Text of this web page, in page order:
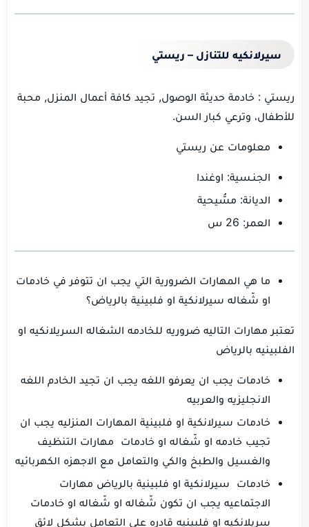
سيرلانكيه للتنازل – ريستي
ريستي : خادمة حديثة الوصول, تجيد كافة أعمال المنزل, محبة
للأطفال، وترعي كبار السن.
معلومات عن ريستي
الجنـسية: اوغندا
الديانة: مسُّيحية
العمر: 26 س
ما هي المهارات الضرورية التي يجب ان تتوفر في خادمات
او شّغاله سيرلانكية او فلبينية بالرياض؟
تعتبر مهارات التاليه ضروريه للخادمه الشغاله السريلانكيه او
الفلبينيه بالرياض
خادمات يجب ان يعرفو اللغه يجب ان تجيد الخادم اللغه
الانجليزيه والعربيه
خادمات سيرلانكية او فلبينية المهارات المنزليه يجب ان
تجيب خادمه او شّغاله او خادمات مهارات التنظيف
والغسيل والطبخ والكي والتعامل مع الاجهزه الكهربائيه
خادمات سيرلانكية او فلبينية بالرياض مهارات
الاجتماعيه يجب ان تكون شّغاله او شّغاله او خادمات
سريلانكيه او فلبينيه قادره على التعامل بشكل لائق